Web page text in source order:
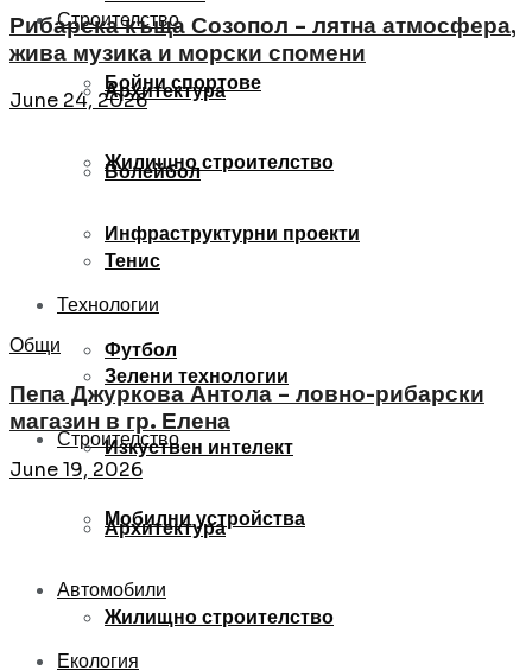
Бойни спортове
Волейбол
Тенис
Футбол
Строителство
Архитектура
Жилищно строителство
Строителство
Архитектура
Жилищно строителство
Инфраструктурни проекти
Технологии
Зелени технологии
Изкуствен интелект
Мобилни устройства
Автомобили
Екология
Рибарска къща Созопол – лятна атмосфера,
жива музика и морски спомени
June 24, 2026
Общи
Пепа Джуркова Антола – ловно-рибарски
магазин в гр. Елена
June 19, 2026